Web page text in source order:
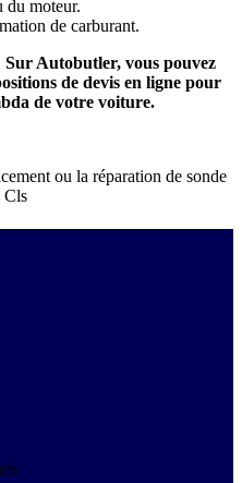
du moteur.
de carburant.
Sur Autobutler, vous pouvez
de devis en ligne pour
de votre voiture.
ou la réparation de sonde
Cls